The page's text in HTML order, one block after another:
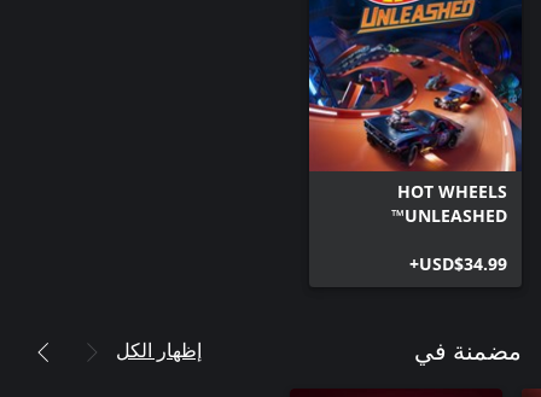
HOT WHEELS
UNLEASHED™
USD$34.99+
مضمنة في إظهار الكل